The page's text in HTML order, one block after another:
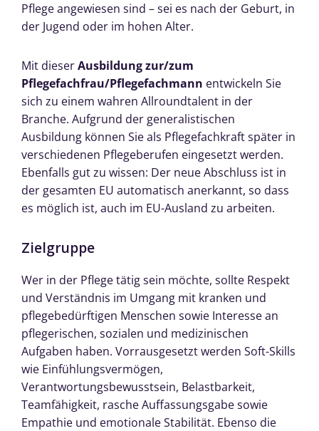
Pflege angewiesen sind – sei es nach der Geburt, in
der Jugend oder im hohen Alter.
Mit dieserAusbildung zur/zum
Pflegefachfrau/Pflegefachmann entwickeln Sie
sich zu einem wahren Allroundtalent in der
Branche. Aufgrund der generalistischen
Ausbildung können Sie als Pflegefachkraft später in
verschiedenen Pflegeberufen eingesetzt werden.
Ebenfalls gut zu wissen: Der neue Abschluss ist in
der gesamten EU automatisch anerkannt, so dass
es möglich ist, auch im EU-Ausland zu arbeiten.
Zielgruppe
Wer in der Pflege tätig sein möchte, sollte Respekt
und Verständnis im Umgang mit kranken und
pflegebedürftigen Menschen sowie Interesse an
pflegerischen, sozialen und medizinischen
Aufgaben haben. Vorrausgesetzt werden Soft-Skills
wie Einfühlungsvermögen,
Verantwortungsbewusstsein, Belastbarkeit,
Teamfähigkeit, rasche Auffassungsgabe sowie
Empathie und emotionale Stabilität. Ebenso die